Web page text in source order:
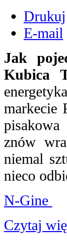
Drukuj
E-mail
Jak
Kubica
markecie
znów
niemal
nieco
N-Gine
Czytaj